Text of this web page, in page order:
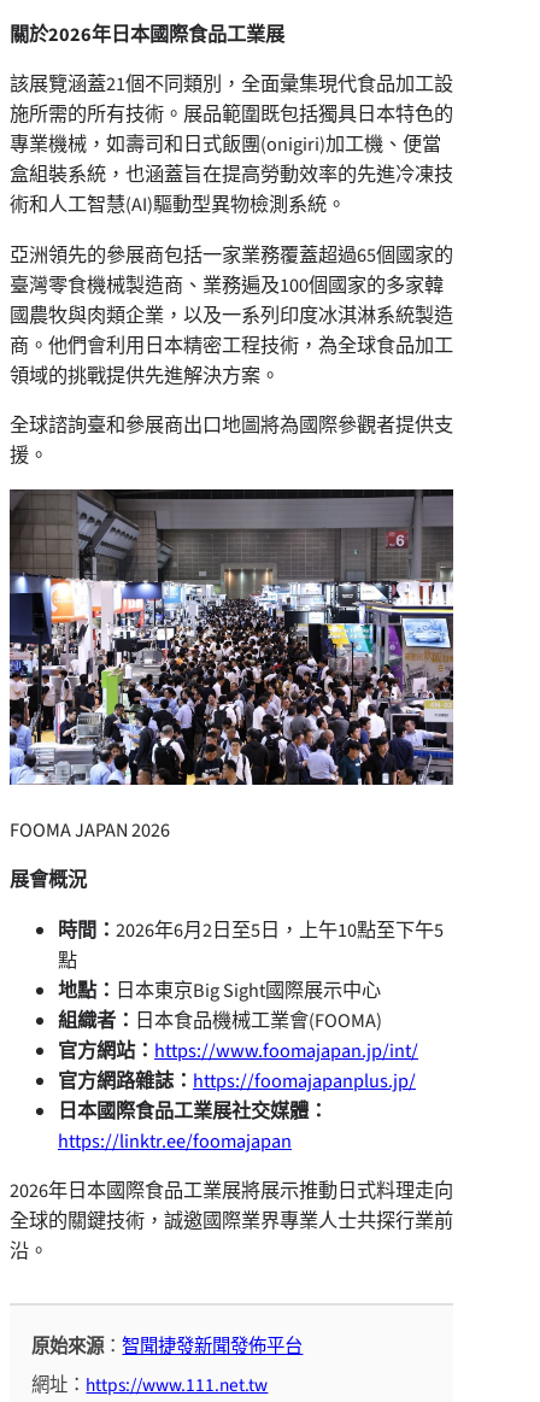
關於2026年日本國際食品工業展
該展覽涵蓋21個不同類別，全面彙集現代食品加工設
施所需的所有技術。展品範圍既包括獨具日本特色的
專業機械，如壽司和日式飯團(onigiri)加工機、便當
盒組裝系統，也涵蓋旨在提高勞動效率的先進冷凍技
術和人工智慧(AI)驅動型異物檢測系統。
亞洲領先的參展商包括一家業務覆蓋超過65個國家的
臺灣零食機械製造商、業務遍及100個國家的多家韓
國農牧與肉類企業，以及一系列印度冰淇淋系統製造
商。他們會利用日本精密工程技術，為全球食品加工
領域的挑戰提供先進解決方案。
全球諮詢臺和參展商出口地圖將為國際參觀者提供支
援。
FOOMA JAPAN 2026
展會概況
時間： 2026年6月2日至5日，上午10點至下午5
點
地點： 日本東京Big Sight國際展示中心
組織者： 日本食品機械工業會(FOOMA)
官方網站： https://www.foomajapan.jp/int/
官方網路雜誌： https://foomajapanplus.jp/
日本國際食品工業展社交媒體：
https://linktr.ee/foomajapan
2026年日本國際食品工業展將展示推動日式料理走向
全球的關鍵技術，誠邀國際業界專業人士共探行業前
沿。
原始來源：智聞捷發新聞發佈平台
網址： https://www.111.net.tw